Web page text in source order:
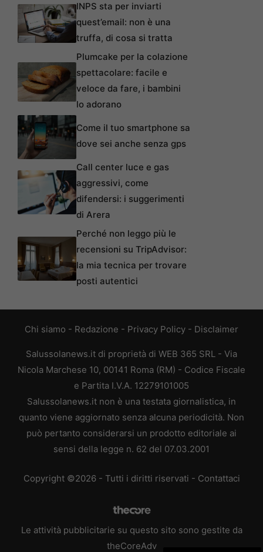
INPS sta per inviarti
quest’email: non è una
truffa, di cosa si tratta
Plumcake per la colazione
spettacolare: facile e
veloce da fare, i bambini
lo adorano
Come il tuo smartphone sa
dove sei anche senza gps
Call center luce e gas
aggressivi, come
difendersi: i suggerimenti
di Arera
Perché non leggo più le
recensioni su TripAdvisor:
la mia tecnica per trovare
posti autentici
Chi siamo - Redazione - Privacy Policy - Disclaimer
Salussolanews.it di proprietà di WEB 365 SRL - Via
Nicola Marchese 10, 00141 Roma (RM) - Codice Fiscale
e Partita I.V.A. 12279101005
Salussolanews.it non è una testata giornalistica, in
quanto viene aggiornato senza alcuna periodicità. Non
può pertanto considerarsi un prodotto editoriale ai
sensi della legge n. 62 del 07.03.2001
Copyright ©2026 - Tutti i diritti riservati - Contattaci
Le attività pubblicitarie su questo sito sono gestite da
theCoreAdv